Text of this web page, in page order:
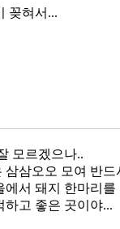
꽂혀서...
모르겠으나..
삼오오 모여 반드
서 돼지 한마리
하고 좋은 곳이야...